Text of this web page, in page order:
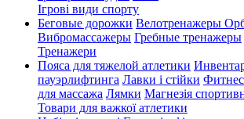
Ігрові види спорту
Беговые дорожки Велотренажеры
Вибромассажеры Гребные тренажеры
Тренажери
Пояса для тяжелой атлетики
пауэрлифтинга Лавки і стійки
для массажа Лямки Магнезія
Товари для важкої атлетики